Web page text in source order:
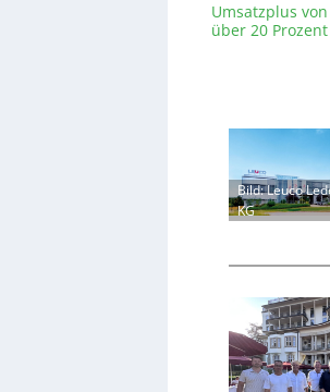
Umsatzplus von
über 20 Prozent
Bild: Leuco
KG